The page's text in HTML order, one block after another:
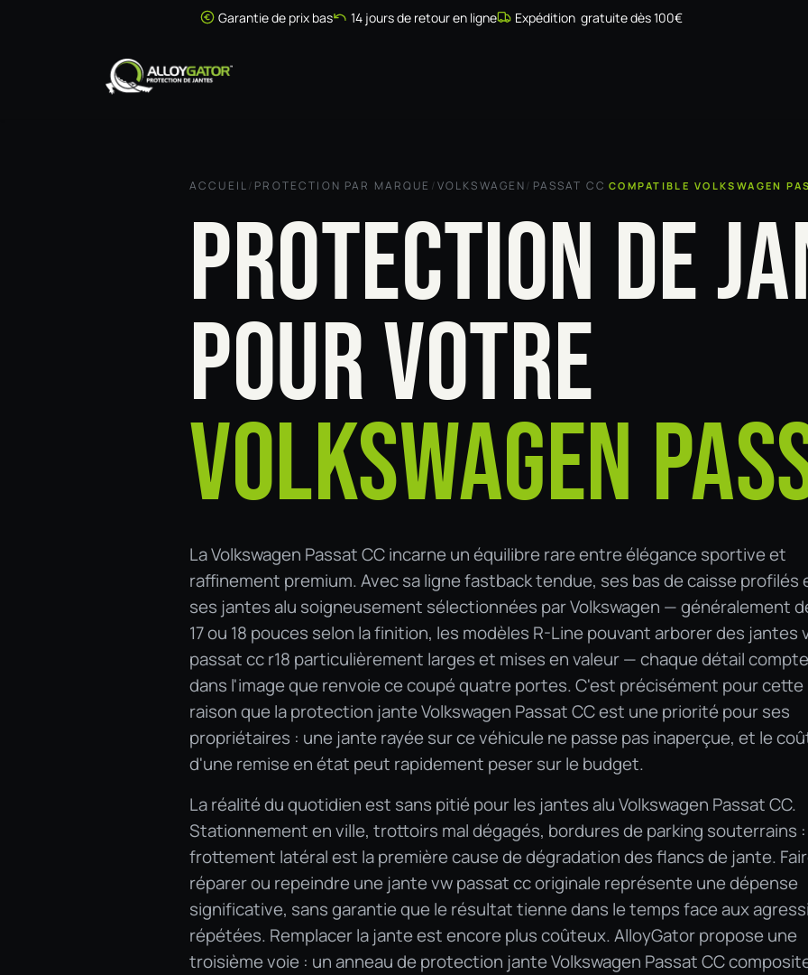
Garantie de prix bas 14 jours de retour en ligne Expédition gratuite dès 100€
ACCUEIL/ PROTECTION PAR MARQUE /VOLKSWAGEN/ PASSAT CC COMPATIBLE VOLKSWAGEN
PROTECTION DE
POUR VOTRE
VOLKSWAGEN
La Volkswagen Passat CC incarne un équilibre rare entre élégance sportive et
raffinement premium. Avec sa ligne fastback tendue, ses bas de caisse profilés
ses jantes alu soigneusement sélectionnées par Volkswagen — généralement
17 ou 18 pouces selon la finition, les modèles R-Line pouvant arborer des jantes
passat cc r18 particulièrement larges et mises en valeur — chaque détail compte
dans l'image que renvoie ce coupé quatre portes. C'est précisément pour cette
raison que la protection jante Volkswagen Passat CC est une priorité pour ses
propriétaires : une jante rayée sur ce véhicule ne passe pas inaperçue, et le
d'une remise en état peut rapidement peser sur le budget.
La réalité du quotidien est sans pitié pour les jantes alu Volkswagen Passat CC.
Stationnement en ville, trottoirs mal dégagés, bordures de parking souterrains
frottement latéral est la première cause de dégradation des flancs de jante.
réparer ou repeindre une jante vw passat cc originale représente une dépense
significative, sans garantie que le résultat tienne dans le temps face aux
répétées. Remplacer la jante est encore plus coûteux. AlloyGator propose une
troisième voie : un anneau de protection jante Volkswagen Passat CC